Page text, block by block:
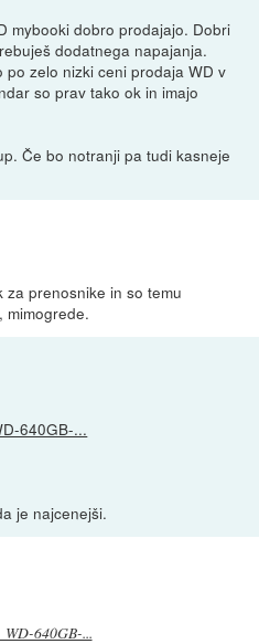
mybooki dobro prodajajo. Dobri
dodatnega napajanja.
zelo nizki ceni prodaja WD v
so prav tako ok in imajo
Če bo notranji pa tudi kasneje
prenosnike in so temu
mimogrede.
640GB-...
je najcenejši.
640GB-...